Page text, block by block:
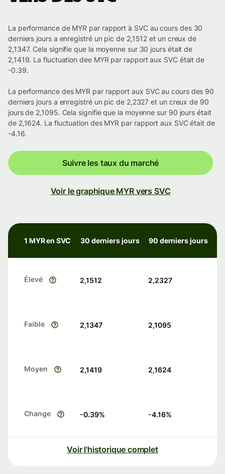
La performance de MYR par rapport à SVC au cours des 30
derniers jours a enregistré un pic de 2,1512 et un creux de
2,1347. Cela signifie que la moyenne sur 30 jours était de
2,1419. La fluctuation dee MYR par rapport aux SVC était de
-0.39.
La performance des MYR par rapport aux SVC au cours des 90
derniers jours a enregistré un pic de 2,2327 et un creux de 90
jours de 2,1095. Cela signifie que la moyenne sur 90 jours était
de 2,1624. La fluctuation des MYR par rapport aux SVC était de
-4.16.
Suivre les taux du marché
Voir le graphique MYR vers SVC
1 MYR en SVC 30 derniers jours 90 derniers jours
Élevé 2,1512 2,2327
Faible 2,1347 2,1095
Moyen 2,1419 2,1624
Change -0.39% -4.16%
Voir l'historique complet